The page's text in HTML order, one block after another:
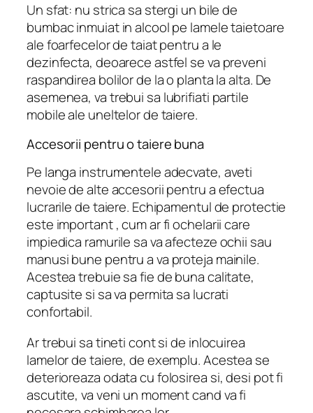
Un sfat: nu strica sa stergi un bile de
bumbac inmuiat in alcool pe lamele taietoare
ale foarfecelor de taiat pentru a le
dezinfecta, deoarece astfel se va preveni
raspandirea bolilor de la o planta la alta. De
asemenea, va trebui sa lubrifiati partile
mobile ale uneltelor de taiere.
Accesorii pentru o taiere buna
Pe langa instrumentele adecvate, aveti
nevoie de alte accesorii pentru a efectua
lucrarile de taiere. Echipamentul de protectie
este important , cum ar fi ochelarii care
impiedica ramurile sa va afecteze ochii sau
manusi bune pentru a va proteja mainile.
Acestea trebuie sa fie de buna calitate,
captusite si sa va permita sa lucrati
confortabil.
Ar trebui sa tineti cont si de inlocuirea
lamelor de taiere, de exemplu. Acestea se
deterioreaza odata cu folosirea si, desi pot fi
ascutite, va veni un moment cand va fi